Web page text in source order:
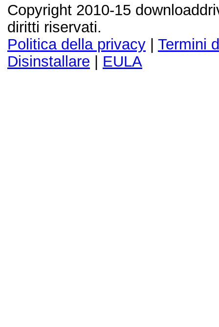
Copyright 2010-15
diritti riservati.
Politica della privacy | Termini
Disinstallare | EULA